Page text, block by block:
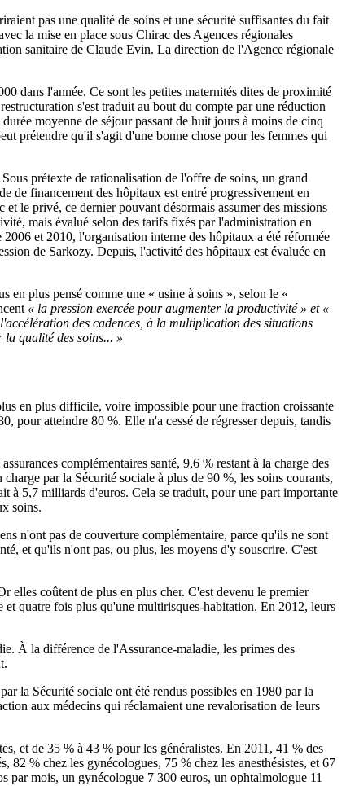
pas une qualité de soins et une sécurité suffisantes du fait
la mise en place sous Chirac des Agences régionales
sanitaire de Claude Evin. La direction de l'Agence régionale
dans l'année. Ce sont les petites maternités dites de proximité
s'est traduit au bout du compte par une réduction
moyenne de séjour passant de huit jours à moins de cinq
prétendre qu'il s'agit d'une bonne chose pour les femmes qui
prétexte de rationalisation de l'offre de soins, un grand
de financement des hôpitaux est entré progressivement en
le privé, ce dernier pouvant désormais assumer des missions
mais évalué selon des tarifs fixés par l'administration en
et 2010, l'organisation interne des hôpitaux a été réformée
de Sarkozy. Depuis, l'activité des hôpitaux est évaluée en
en plus pensé comme une « usine à soins », selon le «
« la pression exercée pour augmenter la productivité » et «
des cadences, à la multiplication des situations
la qualité des soins... »
en plus difficile, voire impossible pour une fraction croissante
pour atteindre 80 %. Elle n'a cessé de régresser depuis, tandis
complémentaires santé, 9,6 % restant à la charge des
par la Sécurité sociale à plus de 90 %, les soins courants,
à 5,7 milliards d'euros. Cela se traduit, pour une part importante
soins.
n'ont pas de couverture complémentaire, parce qu'ils ne sont
et qu'ils n'ont pas, ou plus, les moyens d'y souscrire. C'est
elles coûtent de plus en plus cher. C'est devenu le premier
quatre fois plus qu'une multirisques-habitation. En 2012, leurs
À la différence de l'Assurance-maladie, les primes des
la Sécurité sociale ont été rendus possibles en 1980 par la
aux médecins qui réclamaient une revalorisation de leurs
et de 35 % à 43 % pour les généralistes. En 2011, 41 % des
82 % chez les gynécologues, 75 % chez les anesthésistes, et 67
par mois, un gynécologue 7 300 euros, un ophtalmologue 11